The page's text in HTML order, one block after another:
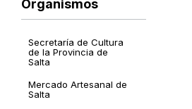
Organismos
Organismos
Secretaría de Cultura
de la Provincia de
Salta
Mercado Artesanal de
Salta